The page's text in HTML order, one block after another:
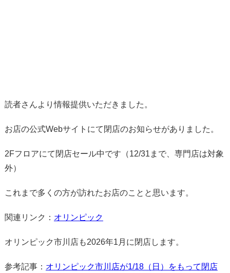
読者さんより情報提供いただきました。
お店の公式Webサイトにて閉店のお知らせがありました。
2Fフロアにて閉店セール中です（12/31まで、専門店は対象
外）
これまで多くの方が訪れたお店のことと思います。
関連リンク： オリンピック
オリンピック市川店も2026年1月に閉店します。
参考記事： オリンピック市川店が1/18（日）をもって閉店